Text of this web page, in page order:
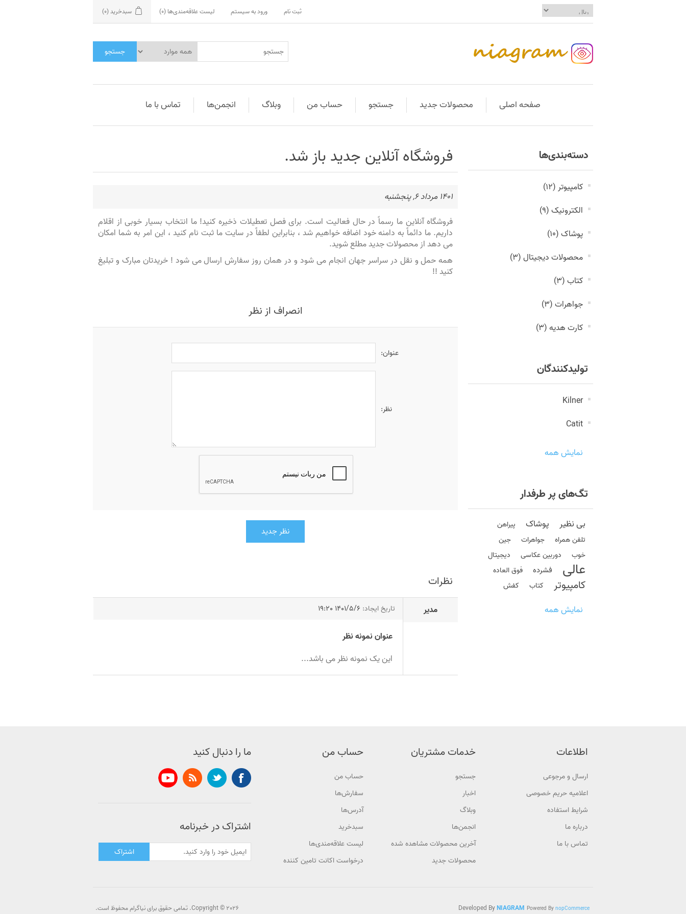
ثبت نام ورود به سیستم لیست علاقه‌مندی‌ها (0) سبدخرید(0)
جستجو
صفحه اصلی محصولات جدید جستجو حساب من وبلاگ انجمن‌ها تماس با ما
دسته‌بندی‌ها
کامپیوتر (12)
الکترونیک (9)
پوشاک (10)
محصولات دیجیتال (3)
کتاب (3)
جواهرات (3)
کارت هدیه (3)
تولیدکنندگان
Kilner
Catit
نمایش همه
تگ‌های پر طرفدار
بی نظیر پوشاک
پیراهن
تلفن همراه
جواهرات
جین
خوب
دوربین عکاسی دیجیتال
عالی فشرده فوق العاده
کامپیوتر کتاب کفش
نمایش همه
فروشگاه آنلاین جدید باز شد.
1401 مرداد 6, پنجشنبه
فروشگاه آنلاین ما رسماً در حال فعالیت است. برای فصل تعطیلات ذخیره کنید! ما انتخاب بسیار خوبی از اقلام
داریم. ما دائماً به دامنه خود اضافه خواهیم شد ، بنابراین لطفاً در سایت ما ثبت نام کنید ، این امر به شما امکان
می دهد از محصولات جدید مطلع شوید.
همه حمل و نقل در سراسر جهان انجام می شود و در همان روز سفارش ارسال می شود ! خریدتان مبارک و تبلیغ
کنید !!
انصراف از نظر
عنوان:
نظر:
نظر جدید
نظرات
مدیر تاریخ ایجاد: 1401/5/6 19:20
عنوان نمونه نظر
این یک نمونه نظر می باشد...
اطلاعات
ارسال و مرجوعی
اعلامیه حریم خصوصی
شرایط استفاده
درباره ما
تماس با ما
خدمات مشتریان
جستجو
اخبار
وبلاگ
انجمن‌ها
آخرین محصولات مشاهده شده
محصولات جدید
حساب من
حساب من
سفارش‌ها
آدرس‌ها
سبدخرید
لیست علاقه‌مندی‌ها
درخواست اکانت تامین کننده
ما را دنبال کنید
اشتراک در خبرنامه
اشتراک
Copyright © 2026. تمامی حقوق برای نیاگرام محفوظ است. Powered BynopCommerce
Developed ByNIAGRAM